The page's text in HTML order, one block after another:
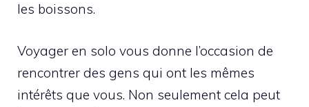
les boissons.
Voyager en solo vous donne l’occasion de
rencontrer des gens qui ont les mêmes
intérêts que vous. Non seulement cela peut